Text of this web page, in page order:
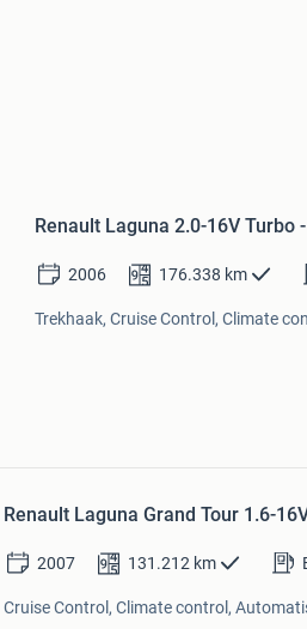
Renault Laguna 2.0-16V Turbo
2006 176.338 km
Trekhaak, Cruise Control, Climate
Renault Laguna Grand Tour 1.6-
2007 131.212 km
Cruise Control, Climate control,